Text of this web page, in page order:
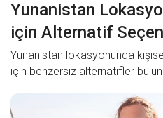
Yunanistan
için Alternatif
Yunanistan lokasyonunda
için benzersiz alternatifler